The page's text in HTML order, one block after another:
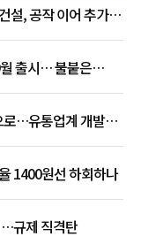
설, 공작 이어 추가
출시… 불붙은
로…유통업계 개발실
1400원선 하회하나
…규제 직격탄